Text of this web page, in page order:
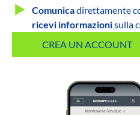
Comunicadirettamente
ricevi informazionisulla
CREA UN ACCOUNT